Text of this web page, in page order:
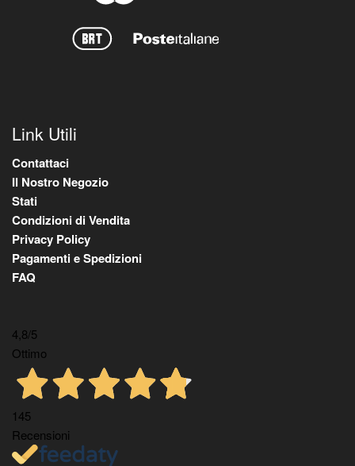
Link Utili
Contattaci
Il Nostro Negozio
Stati
Condizioni di Vendita
Privacy Policy
Pagamenti e Spedizioni
FAQ
4,8/5
Ottimo
145
Recensioni